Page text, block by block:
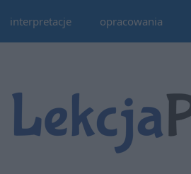
interpretacje opracowania